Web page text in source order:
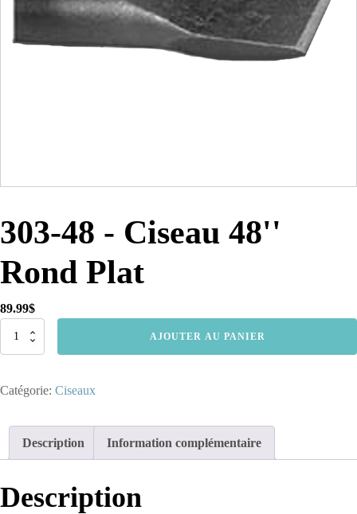
303-48 - Ciseau 48''
Rond Plat
89.99$
quantité
-
AJOUTER AU PANIER
Catégorie: Ciseaux
Description Information complémentaire
Description